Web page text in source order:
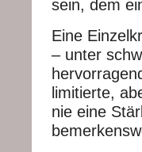
sein, dem
Eine
– unter
limitierte,
nie eine